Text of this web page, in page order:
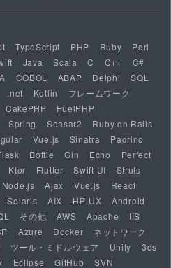
TypeScript PHP Ruby
Perl
Java Scala C C++
C#
COBOL ABAP Delphi
SQL
.net Kotlin
フレームワーク
CakePHP
FuelPHP
Spring Seasar2
Ruby on Rails
Vue.js Sinatra
Padrino
Bottle Gin Echo
Perfect
Ktor Flutter Swift UI
Struts
Node.js Ajax Vue.js
React
Solaris AIX HP-UX
Android
その他 AWS Apache
IIS
Azure Docker
ネットワーク
ツール・ミドルウェア Unity
3ds
Eclipse GitHub
SVN